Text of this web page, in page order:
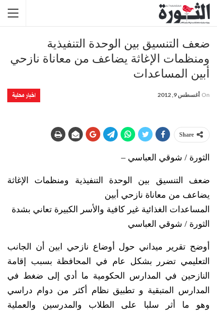
ضعف التنسيق بين الوحدة التنفيذية
ومنظمات الإغاثة يضاعف من معاناة نازحي
أبين المساعدات
اخبار محلية On أغسطس 9, 2012
Share
الثورة / شوقي العباسي –
ضعف التنسيق بين الوحدة التنفيذية ومنظمات الإغاثة
يضاعف من معاناة نازحي أبين
المساعدات الغذائية غير كافية والأسر الكبيرة تعاني بشدة
الثورة / شوقي العباسي
أوضح تقرير ميداني حول أوضاع نازحي ابين أن الجانب
التعليمي تضرر بشكل عام في المحافظة بسبب إقامة
النازحين في المدارس الحكومية ما أدي إلى ضغط في
المدارس المتبقية و تطبيق نظام أكثر من دوام دراسي
وهو ما أثر سلبا على الطلاب والمدرسين والعملية